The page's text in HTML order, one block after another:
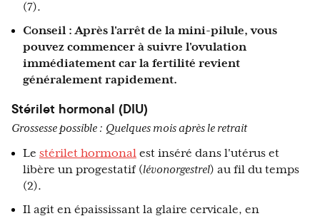
(7).
Conseil : Après l'arrêt de la mini-pilule, vous
pouvez commencer à suivre l'ovulation
immédiatement car la fertilité revient
généralement rapidement.
Stérilet hormonal (DIU)
Grossesse possible : Quelques mois après le retrait
Le stérilet hormonal est inséré dans l'utérus et
libère un progestatif (lévonorgestrel) au fil du temps
(2).
Il agit en épaississant la glaire cervicale, en